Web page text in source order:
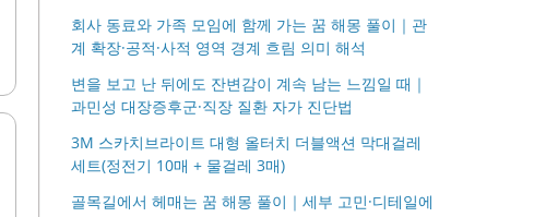
회사 동료와 가족 모임에 함께 가는 꿈 해몽 풀이｜관
계 확장·공적·사적 영역 경계 흐림 의미 해석
변을 보고 난 뒤에도 잔변감이 계속 남는 느낌일 때｜
과민성 대장증후군·직장 질환 자가 진단법
3M 스카치브라이트 대형 올터치 더블액션 막대걸레
세트(정전기 10매 + 물걸레 3매)
골목길에서 헤매는 꿈 해몽 풀이｜세부 고민·디테일에